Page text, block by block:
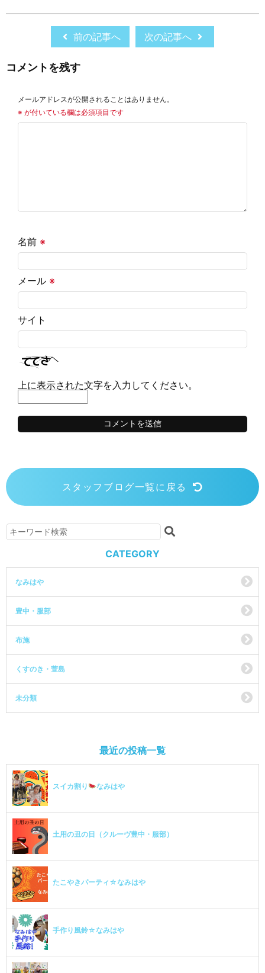
前の記事へ 次の記事へ
コメントを残す
メールアドレスが公開されることはありません。
※ が付いている欄は必須項目です
名前 ※
メール ※
サイト
上に表示された文字を入力してください。
スタッフブログ一覧に戻る
CATEGORY
なみはや
豊中・服部
布施
くすのき・萱島
未分類
最近の投稿一覧
スイカ割り なみはや
土用の丑の日（クルーヴ豊中・服部）
たこやきパーティ☆なみはや
手作り風鈴☆なみはや